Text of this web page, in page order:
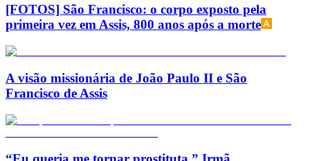
[FOTOS] São Francisco: o corpo exposto pela
primeira vez em Assis, 800 anos após a morte
A visão missionária de João Paulo II e São
Francisco de Assis